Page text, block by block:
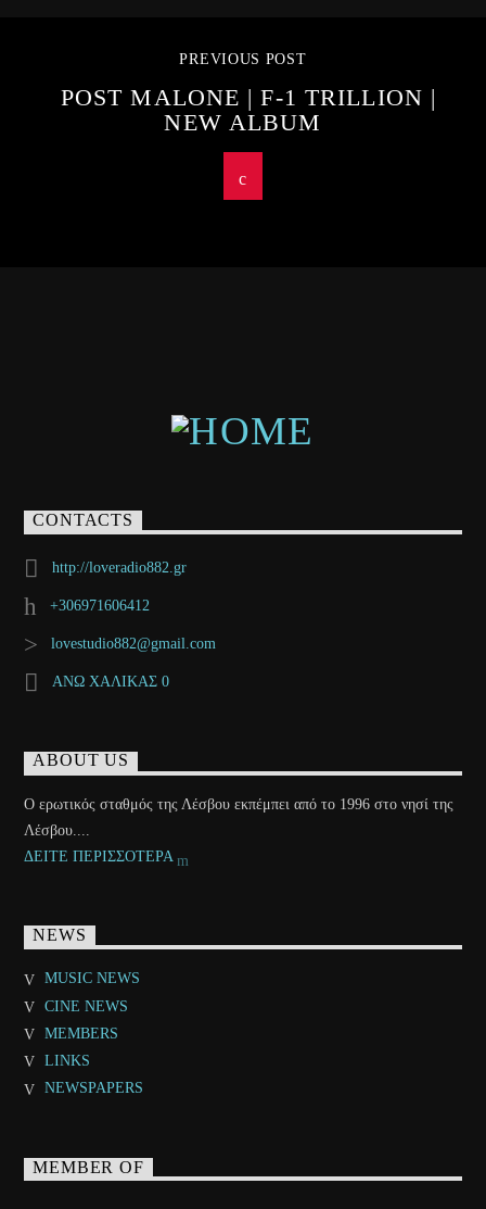
PREVIOUS POST
POST MALONE | F-1 TRILLION |
NEW ALBUM
CONTACTS
http://loveradio882.gr
+306971606412
lovestudio882@gmail.com
ΑΝΩ ΧΑΛΙΚΑΣ 0
ABOUT US
Ο ερωτικός σταθμός της Λέσβου εκπέμπει από το 1996 στο νησί της
Λέσβου....
ΔΕΙΤΕ ΠΕΡΙΣΣΟΤΕΡΑ
NEWS
MUSIC NEWS
CINE NEWS
MEMBERS
LINKS
NEWSPAPERS
MEMBER OF